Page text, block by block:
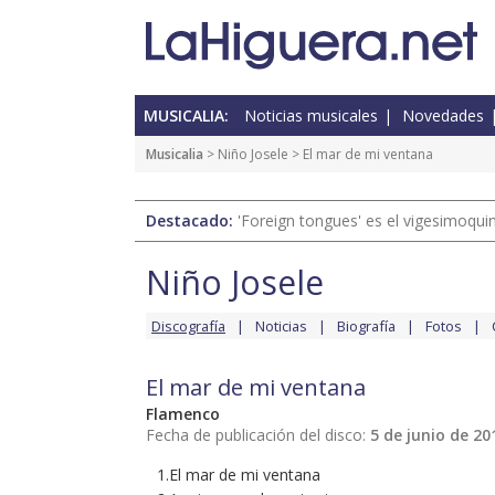
MUSICALIA: Noticias musicales Novedades
Musicalia > Niño Josele > El mar de mi ventana
Destacado: 'Foreign tongues' es el
Niño Josele
Discografía Noticias Biografía Fotos
El mar de mi ventana
Flamenco
Fecha de publicación del disco: 5 de junio de
1.El mar de mi ventana